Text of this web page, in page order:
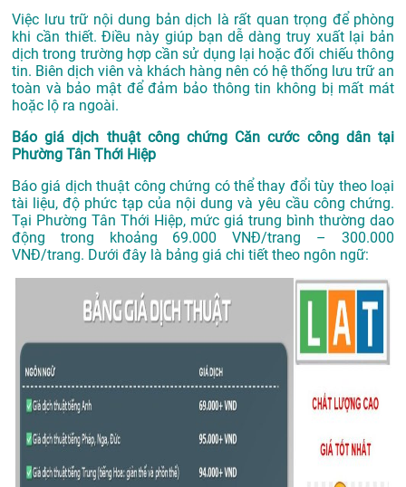
Việc lưu trữ nội dung bản dịch là rất quan trọng để phòng
khi cần thiết. Điều này giúp bạn dễ dàng truy xuất lại bản
dịch trong trường hợp cần sử dụng lại hoặc đối chiếu thông
tin. Biên dịch viên và khách hàng nên có hệ thống lưu trữ an
toàn và bảo mật để đảm bảo thông tin không bị mất mát
hoặc lộ ra ngoài.
Báo giá dịch thuật công chứng Căn cước công dân tại
Phường Tân Thới Hiệp
Báo giá dịch thuật công chứng có thể thay đổi tùy theo loại
tài liệu, độ phức tạp của nội dung và yêu cầu công chứng.
Tại Phường Tân Thới Hiệp, mức giá trung bình thường dao
động trong khoảng 69.000 VNĐ/trang – 300.000
VNĐ/trang. Dưới đây là bảng giá chi tiết theo ngôn ngữ: